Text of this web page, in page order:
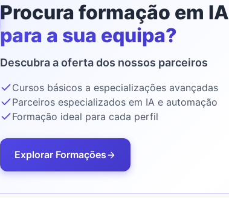
Procura formação em IA
para a sua equipa?
Descubra a oferta dos nossos parceiros
Cursos básicos a especializações avançadas
Parceiros especializados em IA e automação
Formação ideal para cada perfil
Explorar Formações